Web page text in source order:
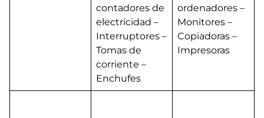
contadores de
electricidad –
Interruptores –
Tomas de
corriente –
Enchufes
ordenadores –
Monitores –
Copiadoras –
Impresoras